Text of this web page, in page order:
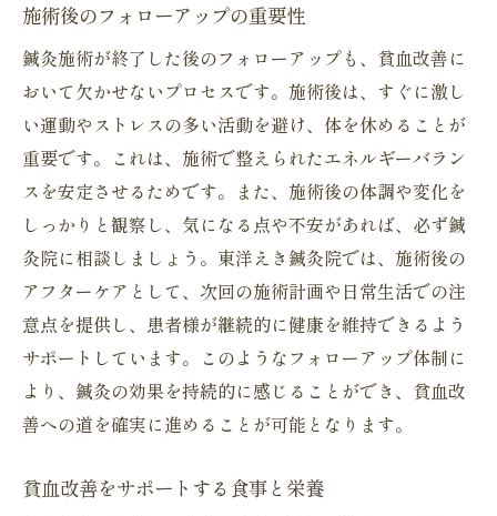
施術後のフォローアップの重要性
鍼灸施術が終了した後のフォローアップも、貧血改善に
おいて欠かせないプロセスです。施術後は、すぐに激し
い運動やストレスの多い活動を避け、体を休めることが
重要です。これは、施術で整えられたエネルギーバラン
スを安定させるためです。また、施術後の体調や変化を
しっかりと観察し、気になる点や不安があれば、必ず鍼
灸院に相談しましょう。東洋えき鍼灸院では、施術後の
アフターケアとして、次回の施術計画や日常生活での注
意点を提供し、患者様が継続的に健康を維持できるよう
サポートしています。このようなフォローアップ体制に
より、鍼灸の効果を持続的に感じることができ、貧血改
善への道を確実に進めることが可能となります。
貧血改善をサポートする食事と栄養